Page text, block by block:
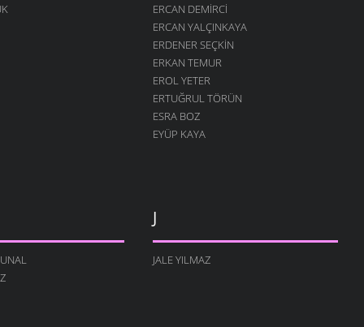
ERCAN DEMIRCI
ERCAN YALÇINKAYA
ERDENER SEÇKIN
ERKAN TEMUR
EROL YETER
ERTUĞRUL TÖRÜN
ESRA BOZ
EYÜP KAYA
J
JALE YILMAZ